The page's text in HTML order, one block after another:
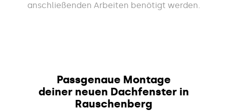
anschließenden Arbeiten benötigt werden.
Passgenaue Montage
deiner neuen Dachfenster in
Rauschenberg